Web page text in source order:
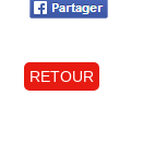
RETOUR